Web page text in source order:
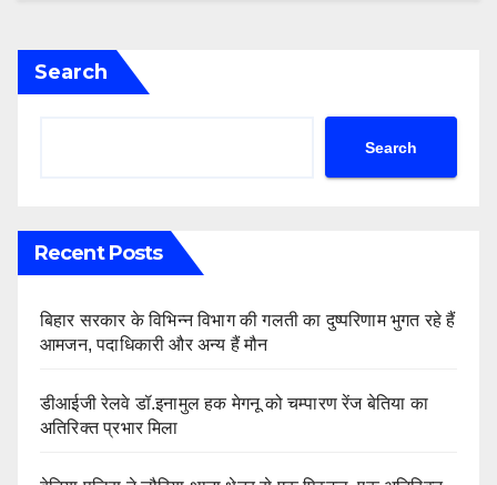
Search
Search
Recent Posts
बिहार सरकार के विभिन्न विभाग की गलती का दुष्परिणाम भुगत रहे हैं
आमजन, पदाधिकारी और अन्य हैं मौन
डीआईजी रेलवे डॉ.इनामुल हक मेगनू को चम्पारण रेंज बेतिया का
अतिरिक्त प्रभार मिला